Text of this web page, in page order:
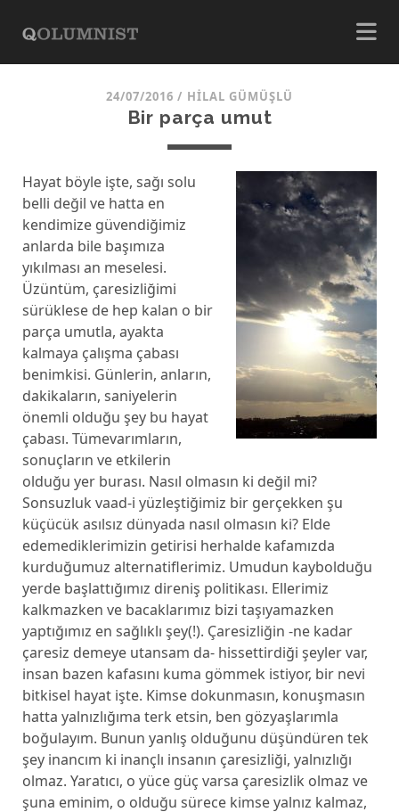
24/07/2016 / HILAL GÜMÜŞLÜ
Bir parça umut
Hayat böyle işte, sağı solu
belli değil ve hatta en
kendimize güvendiğimiz
anlarda bile başımıza
yıkılması an meselesi.
Üzüntüm, çaresizliğimi
sürüklese de hep kalan o bir
parça umutla, ayakta
kalmaya çalışma çabası
benimkisi. Günlerin, anların,
dakikaların, saniyelerin
önemli olduğu şey bu hayat
çabası. Tümevarımların,
sonuçların ve etkilerin
olduğu yer burası. Nasıl olmasın ki değil mi?
Sonsuzluk vaad-i yüzleştiğimiz bir gerçekken şu
küçücük asılsız dünyada nasıl olmasın ki? Elde
edemediklerimizin getirisi herhalde kafamızda
kurduğumuz alternatiflerimiz. Umudun kaybolduğu
yerde başlattığımız direniş politikası. Ellerimiz
kalkmazken ve bacaklarımız bizi taşıyamazken
yaptığımız en sağlıklı şey(!). Çaresizliğin -ne kadar
çaresiz demeye utansam da- hissettirdiği şeyler var,
insan bazen kafasını kuma gömmek istiyor, bir nevi
bitkisel hayat işte. Kimse dokunmasın, konuşmasın
hatta yalnızlığıma terk etsin, ben gözyaşlarımla
boğulayım. Bunun yanlış olduğunu düşündüren tek
şey inancım ki inançlı insanın çaresizliği, yalnızlığı
olmaz. Yaratıcı, o yüce güç varsa çaresizlik olmaz ve
şuna eminim, o olduğu sürece kimse yalnız kalmaz,